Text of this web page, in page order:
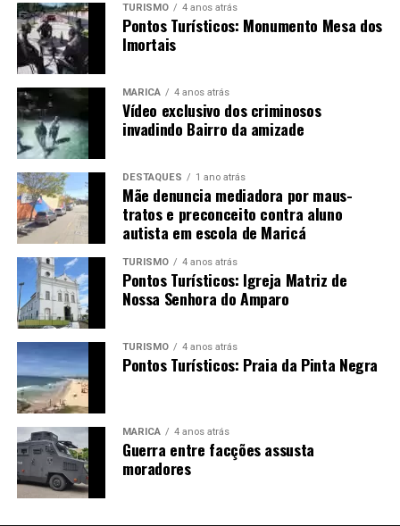
TURISMO 4 anos atrás
Pontos Turísticos: Monumento Mesa dos
Imortais
MARICÁ 4 anos atrás
Vídeo exclusivo dos criminosos
invadindo Bairro da amizade
DESTAQUES 1 ano atrás
Mãe denuncia mediadora por maus-
tratos e preconceito contra aluno
autista em escola de Maricá
TURISMO 4 anos atrás
Pontos Turísticos: Igreja Matriz de
Nossa Senhora do Amparo
TURISMO 4 anos atrás
Pontos Turísticos: Praia da Pinta Negra
MARICÁ 4 anos atrás
Guerra entre facções assusta
moradores